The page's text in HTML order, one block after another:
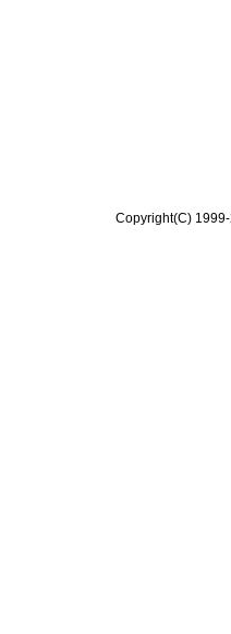
Copyright(C)